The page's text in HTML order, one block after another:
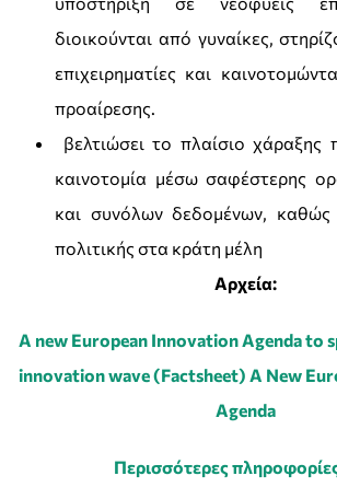
διοικούνται από γυναίκες,
επιχειρηματίες και
προαίρεσης.
βελτιώσει το πλαίσιο χάραξης
καινοτομία μέσω σαφέστερης
και συνόλων δεδομένων, καθώς
πολιτικής στα κράτη μέλη
Αρχεία:
A new European Innovation Agenda to
innovation wave (Factsheet) A New
Agenda
Περισσότερες